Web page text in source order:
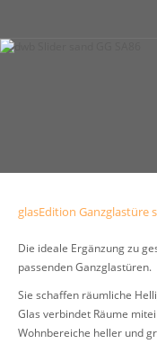
glasEdition Ganzglastüre
Die ideale Ergänzung zu
passenden Ganzglastüren.
Sie schaffen räumliche
Glas verbindet Räume
Wohnbereiche heller und